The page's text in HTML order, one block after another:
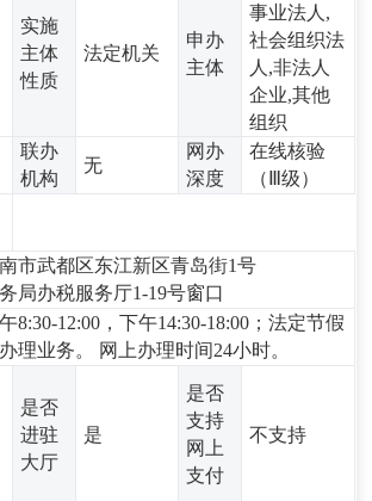
实施
主体
性质
法定机关
申办
主体
事业法人,
社会组织法
人,非法人
企业,其他
组织
联办
机构
无
网办
深度
在线核验
（Ⅲ级）
市武都区东江新区青岛街1号
局办税服务厅1-19号窗口
8:30-12:00，下午14:30-18:00；法定节假
理业务。 网上办理时间24小时。
是否
进驻
大厅
是
是否
支持
网上
支付
不支持